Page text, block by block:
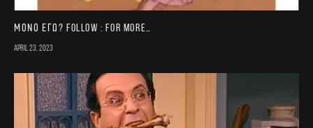
Μονο εγω? FOLLOW : for more…
April 23, 2023